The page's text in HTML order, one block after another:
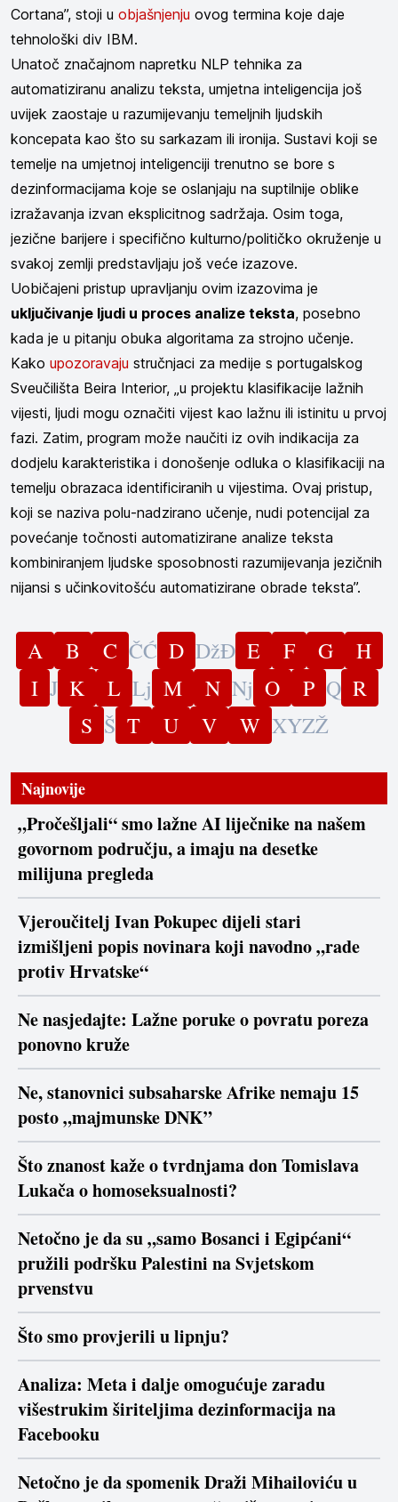
Cortana”, stoji u objašnjenju ovog termina koje daje
tehnološki div IBM.
Unatoč značajnom napretku NLP tehnika za
automatiziranu analizu teksta, umjetna inteligencija još
uvijek zaostaje u razumijevanju temeljnih ljudskih
koncepata kao što su sarkazam ili ironija. Sustavi koji se
temelje na umjetnoj inteligenciji trenutno se bore s
dezinformacijama koje se oslanjaju na suptilnije oblike
izražavanja izvan eksplicitnog sadržaja. Osim toga,
jezične barijere i specifično kulturno/političko okruženje u
svakoj zemlji predstavljaju još veće izazove.
Uobičajeni pristup upravljanju ovim izazovima je
uključivanje ljudi u proces analize teksta, posebno
kada je u pitanju obuka algoritama za strojno učenje.
Kako upozoravaju stručnjaci za medije s portugalskog
Sveučilišta Beira Interior, „u projektu klasifikacije lažnih
vijesti, ljudi mogu označiti vijest kao lažnu ili istinitu u prvoj
fazi. Zatim, program može naučiti iz ovih indikacija za
dodjelu karakteristika i donošenje odluka o klasifikaciji na
temelju obrazaca identificiranih u vijestima. Ovaj pristup,
koji se naziva polu-nadzirano učenje, nudi potencijal za
povećanje točnosti automatizirane analize teksta
kombiniranjem ljudske sposobnosti razumijevanja jezičnih
nijansi s učinkovitošću automatizirane obrade teksta”.
A B C ČĆ D DžĐ E F G
H
I J K L Lj M N Nj O P Q R
S Š T U V W XYZŽ
Najnovije
„Pročešljali“ smo lažne AI liječnike na našem
govornom području, a imaju na desetke
milijuna pregleda
Vjeroučitelj Ivan Pokupec dijeli stari
izmišljeni popis novinara koji navodno „rade
protiv Hrvatske“
Ne nasjedajte: Lažne poruke o povratu poreza
ponovno kruže
Ne, stanovnici subsaharske Afrike nemaju 15
posto „majmunske DNK”
Što znanost kaže o tvrdnjama don Tomislava
Lukača o homoseksualnosti?
Netočno je da su „samo Bosanci i Egipćani“
pružili podršku Palestini na Svjetskom
prvenstvu
Što smo provjerili u lipnju?
Analiza: Meta i dalje omogućuje zaradu
višestrukim širiteljima dezinformacija na
Facebooku
Netočno je da spomenik Draži Mihailoviću u